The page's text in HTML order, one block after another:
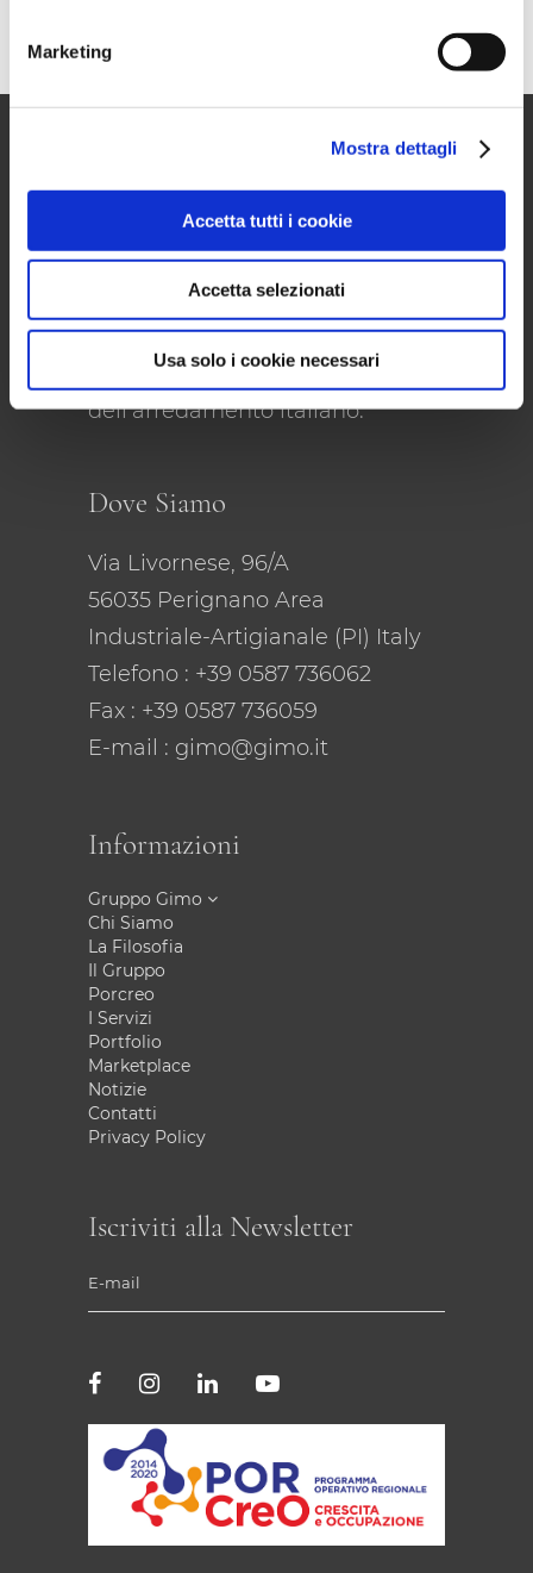
Marketing
Mostra dettagli
Accetta tutti i cookie
Accetta selezionati
Usa solo i cookie necessari
Un gruppo di industrie toscane
di grande tradizione. Dal 1975, il
Gruppo GIMO porta in tutto il
mondo il meglio
dell’arredamento italiano.
Dove Siamo
Via Livornese, 96/A
56035 Perignano Area
Industriale-Artigianale (PI) Italy
Telefono : +39 0587 736062
Fax : +39 0587 736059
E-mail : gimo@gimo.it
Informazioni
Gruppo Gimo
Chi Siamo
La Filosofia
Il Gruppo
Porcreo
I Servizi
Portfolio
Marketplace
Notizie
Contatti
Privacy Policy
Iscriviti alla Newsletter